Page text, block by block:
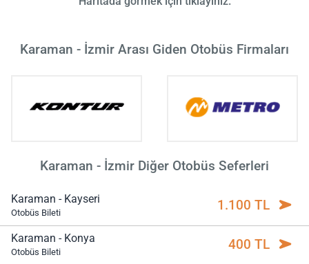
Karaman - İzmir Arası Giden Otobüs Firmaları
Karaman - İzmir Diğer Otobüs Seferleri
Karaman - Kayseri
Otobüs Bileti 1.100 TL
Karaman - Konya
Otobüs Bileti 400 TL